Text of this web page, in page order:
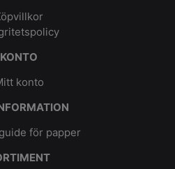
KONTO
konto
för papper